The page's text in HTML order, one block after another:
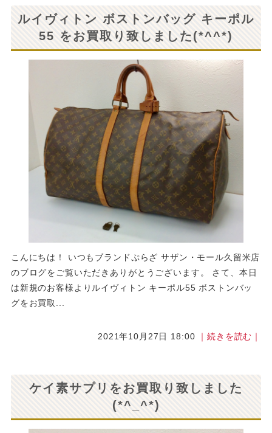
ルイヴィトン ボストンバッグ キーポル
55 をお買取り致しました(*^^*)
こんにちは！ いつもブランドぷらざ サザン・モール久留米店
のブログをご覧いただきありがとうございます。 さて、本日
は新規のお客様よりルイヴィトン キーポル55 ボストンバッ
グをお買取...
2021年10月27日 18:00 ｜続きを読む｜
ケイ素サプリをお買取り致しました
(*^_^*)